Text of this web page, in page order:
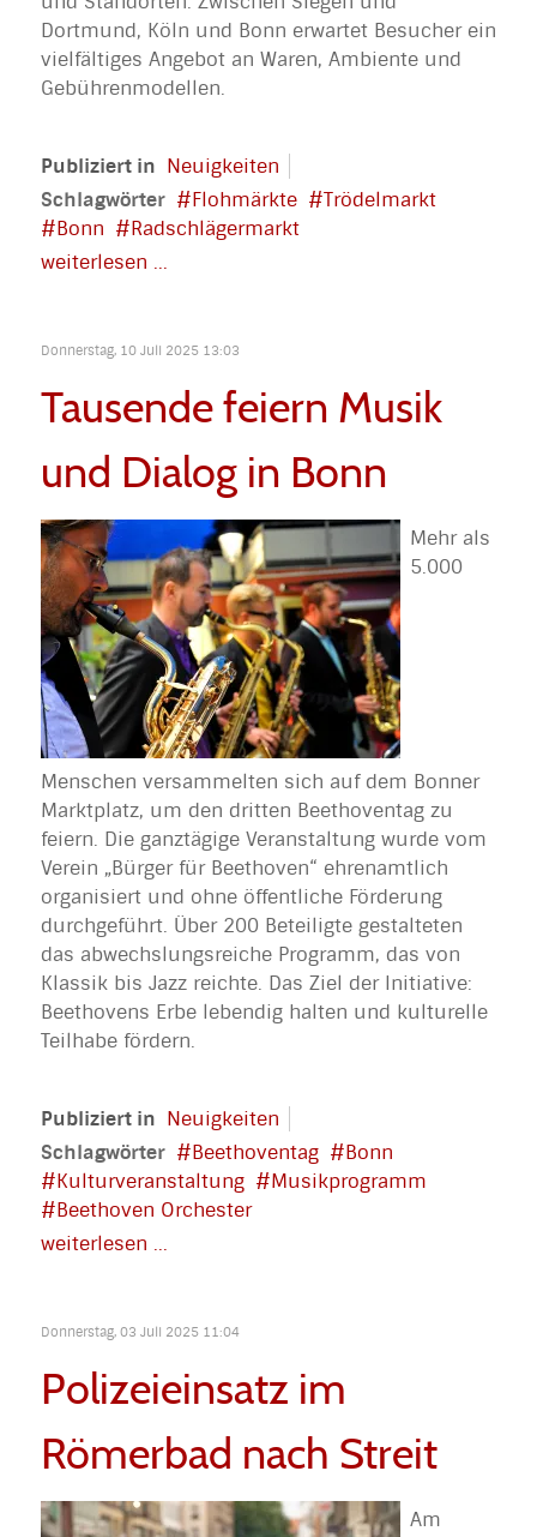
Dortmund, Köln und Bonn erwartet Besucher ein
vielfältiges Angebot an Waren, Ambiente und
Gebührenmodellen.
Publiziert in Neuigkeiten
Schlagwörter
Flohmärkte
Trödelmarkt
Bonn
Radschlägermarkt
weiterlesen ...
Donnerstag, 10 Juli 2025 13:03
Tausende feiern Musik
und Dialog in Bonn
Mehr als
5.000
Menschen versammelten sich auf dem Bonner
Marktplatz, um den dritten Beethoventag zu
feiern. Die ganztägige Veranstaltung wurde vom
Verein „Bürger für Beethoven“ ehrenamtlich
organisiert und ohne öffentliche Förderung
durchgeführt. Über 200 Beteiligte gestalteten
das abwechslungsreiche Programm, das von
Klassik bis Jazz reichte. Das Ziel der Initiative:
Beethovens Erbe lebendig halten und kulturelle
Teilhabe fördern.
Publiziert in Neuigkeiten
Schlagwörter
Beethoventag
Bonn
Kulturveranstaltung
Musikprogramm
Beethoven Orchester
weiterlesen ...
Donnerstag, 03 Juli 2025 11:04
Polizeieinsatz im
Römerbad nach Streit
Am